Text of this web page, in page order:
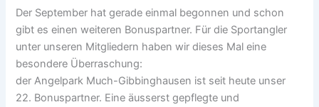
Der September hat gerade einmal begonnen und schon
gibt es einen weiteren Bonuspartner. Für die Sportangler
unter unseren Mitgliedern haben wir dieses Mal eine
besondere Überraschung:
der Angelpark Much-Gibbinghausen ist seit heute unser
22. Bonuspartner. Eine äusserst gepflegte und